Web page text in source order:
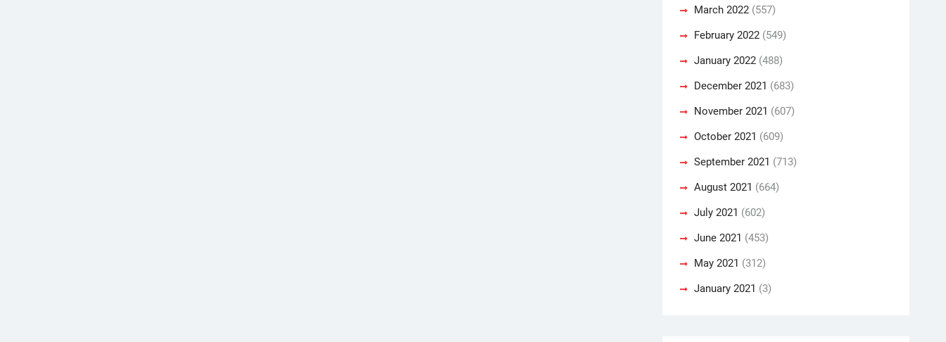
March 2022 (557)
February 2022 (549)
January 2022 (488)
December 2021 (683)
November 2021 (607)
October 2021 (609)
September 2021 (713)
August 2021 (664)
July 2021 (602)
June 2021 (453)
May 2021 (312)
January 2021 (3)